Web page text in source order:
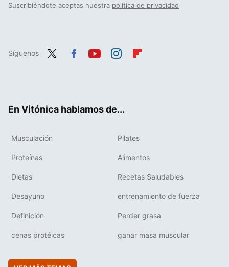
Suscribiéndote aceptas nuestra política de privacidad
Síguenos
En Vitónica hablamos de...
Musculación Pilates
Proteínas Alimentos
Dietas Recetas Saludables
Desayuno entrenamiento de fuerza
Definición Perder grasa
cenas protéicas ganar masa muscular